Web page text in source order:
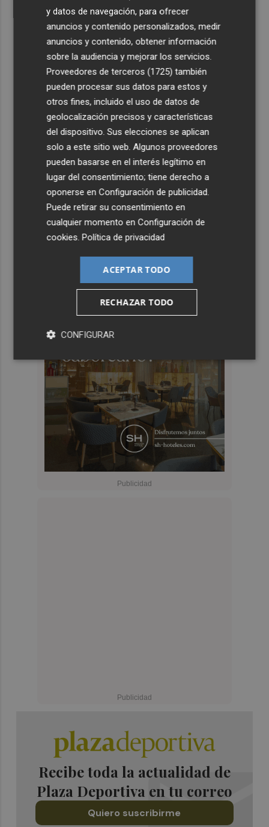
Recibe toda la actualidad de
Plaza Deportiva en tu correo
Quiero suscribirme
y datos de navegación, para ofrecer
anuncios y contenido personalizados, medir
anuncios y contenido, obtener información
sobre la audiencia y mejorar los servicios.
Proveedores de terceros (1725) también
pueden procesar sus datos para estos y
otros fines, incluido el uso de datos de
geolocalización precisos y características
del dispositivo. Sus elecciones se aplican
solo a este sitio web. Algunos proveedores
pueden basarse en el interés legítimo en
lugar del consentimiento; tiene derecho a
oponerse enConfiguración de publicidad
Puede retirar su consentimiento en
cualquier momento enConfiguración de
cookies .Política de privacidad
ACEPTAR TODO
RECHAZAR TODO
CONFIGURAR